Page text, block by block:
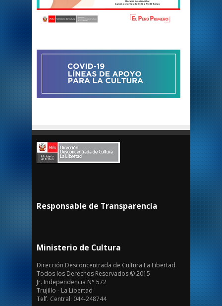
Responsable de Transparencia
Ministerio de Cultura
Dirección Desconcentrada de Cultura La Libertad
Todos los Derechos Reservados © 2015
Jr. Independencia N° 572
Trujillo - La Libertad
Telf. Central: 044-248744